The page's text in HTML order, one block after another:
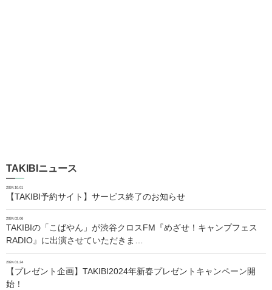
TAKIBIニュース
2024.10.01
【TAKIBI予約サイト】サービス終了のお知らせ
2024.02.06
TAKIBIの「こばやん」が渋谷クロスFM『めざせ！キャンプフェス
RADIO』に出演させていただきま…
2024.01.24
【プレゼント企画】TAKIBI2024年新春プレゼントキャンペーン開
始！